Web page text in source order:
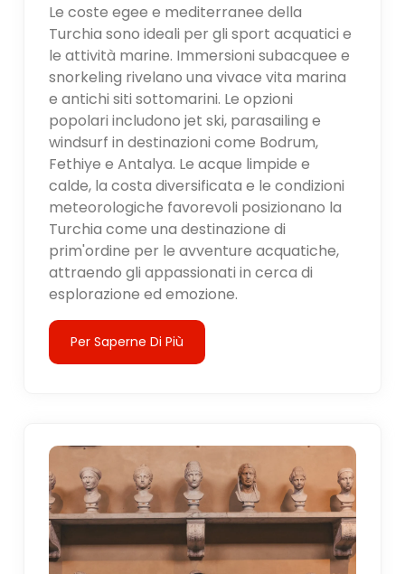
Le coste egee e mediterranee della
Turchia sono ideali per gli sport acquatici e
le attività marine. Immersioni subacquee e
snorkeling rivelano una vivace vita marina
e antichi siti sottomarini. Le opzioni
popolari includono jet ski, parasailing e
windsurf in destinazioni come Bodrum,
Fethiye e Antalya. Le acque limpide e
calde, la costa diversificata e le condizioni
meteorologiche favorevoli posizionano la
Turchia come una destinazione di
prim'ordine per le avventure acquatiche,
attraendo gli appassionati in cerca di
esplorazione ed emozione.
Per Saperne Di Più